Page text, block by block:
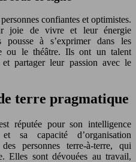
confiantes et optimistes.
joie de vivre et leur énergie
pousse à s’exprimer dans les
ou le théâtre. Ils ont un talent
partager leur passion avec le
terre pragmatique
réputée pour son intelligence
sa capacité d’organisation
personnes terre-à-terre, qui
Elles sont dévouées au travail,